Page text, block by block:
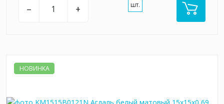
– + шт.
НОВИНКА